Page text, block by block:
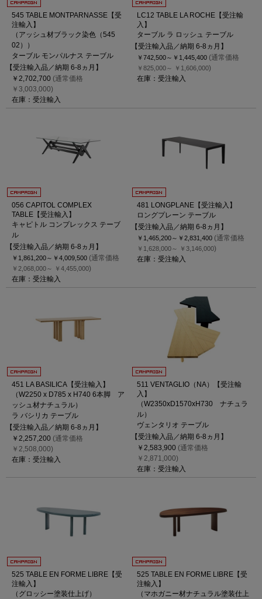
545 TABLE MONTPARNASSE【受
注輸入】
（アッシュ材ブラック染色（545
02））
ターブル モンパルナス テーブル
【受注輸入品／納期 6-8ヵ月】
￥2,702,700 (通常価格
￥3,003,000)
在庫：受注輸入
LC12 TABLE LA ROCHE【受注輸
入】
ターブル ラ ロッシュ テーブル
【受注輸入品／納期 6-8ヵ月】
￥742,500～ ￥1,445,400 (通常価格
￥825,000～ ￥1,606,000)
在庫：受注輸入
056 CAPITOL COMPLEX
TABLE【受注輸入】
キャピトル コンプレックス テーブ
ル
【受注輸入品／納期 6-8ヵ月】
￥1,861,200～ ￥4,009,500 (通常価格
￥2,068,000～ ￥4,455,000)
在庫：受注輸入
481 LONGPLANE【受注輸入】
ロングプレーン テーブル
【受注輸入品／納期 6-8ヵ月】
￥1,465,200～ ￥2,831,400 (通常価格
￥1,628,000～ ￥3,146,000)
在庫：受注輸入
451 LA BASILICA【受注輸入】
（W2250 x D785 x H740 6本脚 ア
ッシュ材ナチュラル）
ラ バシリカ テーブル
【受注輸入品／納期 6-8ヵ月】
￥2,257,200 (通常価格
￥2,508,000)
在庫：受注輸入
511 VENTAGLIO（NA）【受注輸
入】
（W2350xD1570xH730 ナチュラ
ル）
ヴェンタリオ テーブル
【受注輸入品／納期 6-8ヵ月】
￥2,583,900 (通常価格
￥2,871,000)
在庫：受注輸入
525 TABLE EN FORME LIBRE【受
注輸入】
（グロッシー塗装仕上げ）
525 TABLE EN FORME LIBRE【受
注輸入】
（マホガニー材ナチュラル塗装仕上